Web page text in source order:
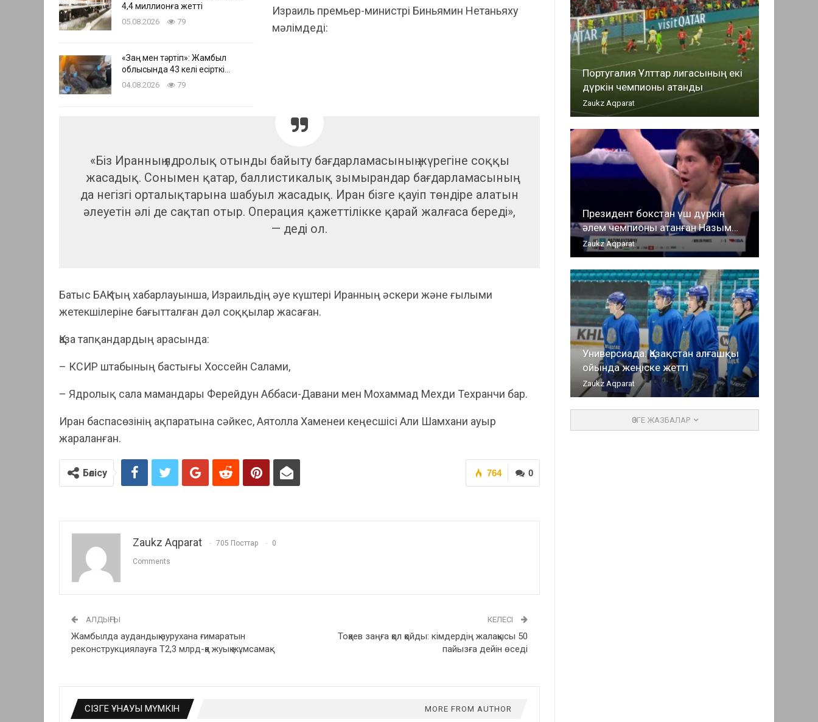
4,4 миллионға жетті
05.08.2026 79
«Заң мен тәртіп»: Жамбыл
облысында 43 келі есірткі…
04.08.2026 79
Израиль премьер-министрі Биньямин Нетаньяху
мәлімдеді:
«Біз Иранның ядролық отынды байыту бағдарламасының жүрегіне соққы
жасадық. Сонымен қатар, баллистикалық зымырандар бағдарламасының
да негізгі орталықтарына шабуыл жасадық. Иран бізге қауіп төндіре алатын
әлеуетін әлі де сақтап отыр. Операция қажеттілікке қарай жалғаса береді»,
— деді ол.
Батыс БАҚ-тың хабарлауынша, Израильдің әуе күштері Иранның әскери және ғылыми
жетекшілеріне бағытталған дәл соққылар жасаған.
Қаза тапқандардың арасында:
– КСИР штабының бастығы Хоссейн Салами,
– Ядролық сала мамандары Ферейдун Аббаси-Давани мен Мохаммад Мехди Техранчи бар.
Иран баспасөзінің ақпаратына сәйкес, Аятолла Хаменеи кеңесшісі Али Шамхани ауыр
жараланған.
0
764
Бөлісу
Zaukz Aqparat 705 Посттар 0
Comments
АЛДЫҢҒЫ
Жамбылда аудандық аурухана ғимаратын
реконструкциялауға Т2,3 млрд-қа жуық жұмсамақ
КЕЛЕСІ
Тоқаев заңға қол қойды: кімдердің жалақысы 50
пайызға дейін өседі
СІЗГЕ ҰНАУЫ МҮМКІН MORE FROM AUTHOR
Португалия Ұлттар лигасының екі
дүркін чемпионы атанды
Zaukz Aqparat
Президент бокстан үш дүркін
әлем чемпионы атанған Назым…
Zaukz Aqparat
Универсиада: Қазақстан алғашқы
ойында жеңіске жетті
Zaukz Aqparat
ӨЗГЕ ЖАЗБАЛАР